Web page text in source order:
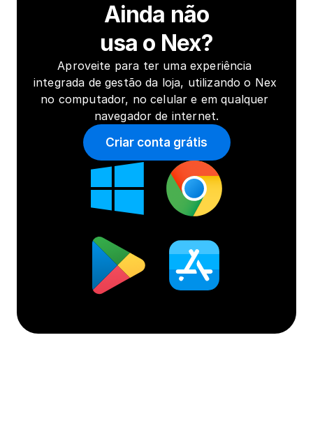
Ainda não
usa o Nex?
Aproveite para ter uma experiência
integrada de gestão da loja, utilizando o Nex
no computador, no celular e em qualquer
navegador de internet.
Criar conta grátis